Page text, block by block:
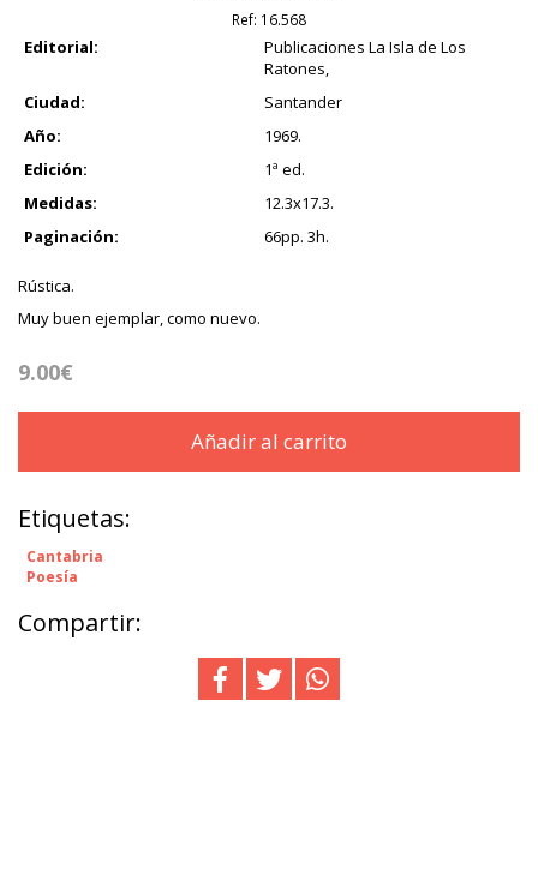
Ref: 16.568
Editorial:
Publicaciones La Isla de Los
Ratones,
Ciudad:
Santander
Año:
1969.
Edición:
1ª ed.
Medidas:
12.3x17.3.
Paginación:
66pp. 3h.
Rústica.
Muy buen ejemplar, como nuevo.
9.00€
Añadir al carrito
Etiquetas:
Cantabria
Poesía
Compartir: